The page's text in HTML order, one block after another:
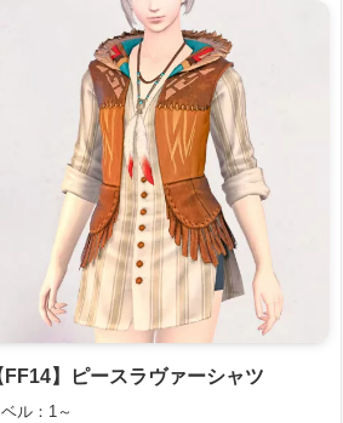
FF14】ピースラヴァーシャツ
ル：1～